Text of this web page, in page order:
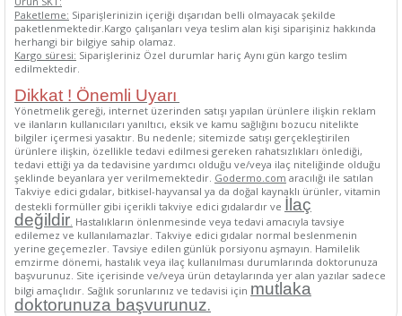
Paketleme: Siparişlerinizin içeriği dışarıdan belli olmayacak şekilde
paketlenmektedir.Kargo çalışanları veya teslim alan kişi siparişiniz hakkında
herhangi bir bilgiye sahip olamaz.
Kargo süresi: Siparişleriniz Özel durumlar hariç Aynı gün kargo teslim
edilmektedir.
Dikkat ! Önemli Uyarı
Yönetmelik gereği, internet üzerinden satışı yapılan ürünlere ilişkin reklam
ve ilanların kullanıcıları yanıltıcı, eksik ve kamu sağlığını bozucu nitelikte
bilgiler içermesi yasaktır. Bu nedenle; sitemizde satışı gerçekleştirilen
ürünlere ilişkin, özellikle tedavi edilmesi gereken rahatsızlıkları önlediği,
tedavi ettiği ya da tedavisine yardımcı olduğu ve/veya ilaç niteliğinde olduğu
şeklinde beyanlara yer verilmemektedir. Godermo.com aracılığı ile satılan
Takviye edici gıdalar, bitkisel-hayvansal ya da doğal kaynaklı ürünler, vitamin
destekli formüller gibi içerikli takviye edici gıdalardır ve İlaç
değildir. Hastalıkların önlenmesinde veya tedavi amacıyla tavsiye
edilemez ve kullanılamazlar. Takviye edici gıdalar normal beslenmenin
yerine geçemezler. Tavsiye edilen günlük porsiyonu aşmayın. Hamilelik
emzirme dönemi, hastalık veya ilaç kullanılması durumlarında doktorunuza
başvurunuz. Site içerisinde ve/veya ürün detaylarında yer alan yazılar sadece
bilgi amaçlıdır. Sağlık sorunlarınız ve tedavisi için mutlaka
doktorunuza başvurunuz.